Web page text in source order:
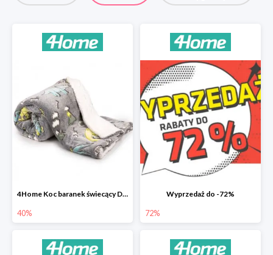
4Home Koc baranek świecący Dino
40%
Wyprzedaż do -72%
72%